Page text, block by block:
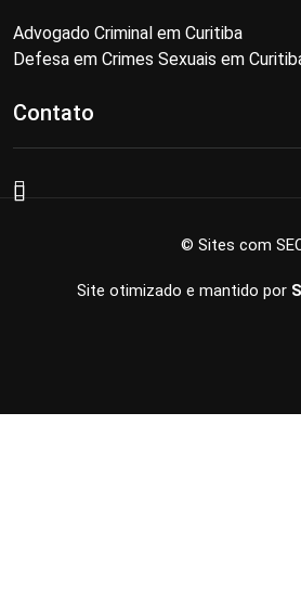
Advogado Criminal em Curitiba
Defesa em Crimes Sexuais em
Contato
© Sites com
Site otimizado e mantido por